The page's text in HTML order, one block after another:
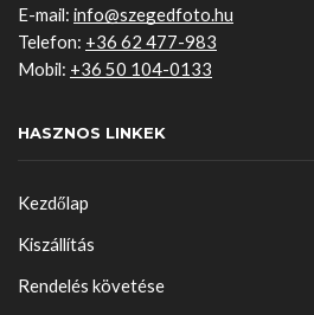
E-mail: info@szegedfoto.hu
Telefon: +36 62 477-983
Mobil: +36 50 104-0133
HASZNOS LINKEK
Kezdőlap
Kiszállítás
Rendelés követése